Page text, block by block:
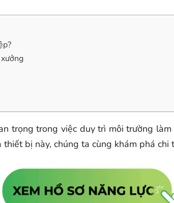
trọng trong việc duy trì môi trường
bị này, chúng ta cùng khám phá